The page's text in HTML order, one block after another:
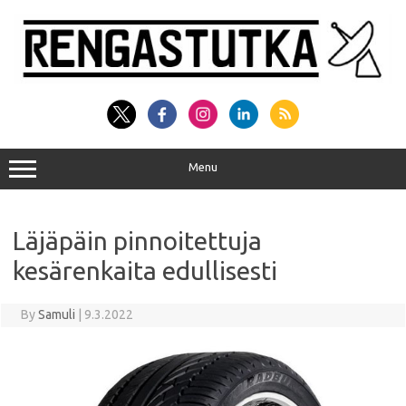
content
Menu
Läjäpäin pinnoitettuja
kesärenkaita edullisesti
BySamuli 9.3.2022